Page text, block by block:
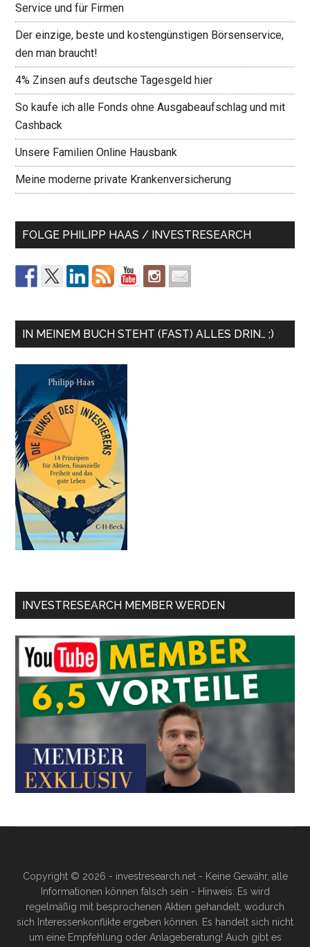
Service und für Firmen
Der einzige, beste und kostengünstigen Börsenservice,
den man braucht!
4% Zinsen aufs deutsche Tagesgeld hier
So kaufe ich alle Fonds ohne Ausgabeaufschlag und mit
Cashback
Unsere Familien Online Hausbank
Meine moderne private Krankenversicherung
FOLGE PHILIPP HAAS / INVESTRESEARCH
IN MEINEM BUCH STEHT (FAST) ALLES DRIN… ;)
INVESTRESEARCH MEMBER WERDEN
Copyright © 2026 - investresearch.net - Keine Gewähr, alle
Informationen können falsch sein - Hinweis: Es wird
regelmäßig mit besprochenen Aktien gehandelt, wodurch
sich Interessenkonflikte ergeben können. Es handelt sich nicht
um eine Empfehlung oder Anlageberatung! Auch gibt es